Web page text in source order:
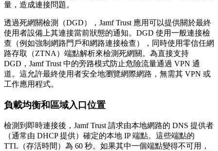
量，造成連接問題。
透過死網關檢測（DGD），Jamf Trust 應用可以提供關於最終
使用者設備上其連接當前狀態的通知。DGD 使用一般連接檢
查（例如強制網路門戶和網路連接檢查），同時使用零信任網
路存取（ZTNA）端點解析來檢測死網關。為直接支持
DGD，Jamf Trust 中的旁路模式防止危險流量通過 VPN 通
道。這允許最終使用者安全地瀏覽網際網路，無需其 VPN 或
工作應用程式。
負載均衡和區域入口位置
檢測到即時連接後，Jamf Trust 請求由本地網路的 DNS 提供者
（通常由 DHCP 提供）確定的本地 IP 端點。這些端點的
TTL（存活時間）為 60 秒。如果其中一個端點變得不可用，